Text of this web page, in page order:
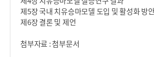
제5장 국내 치유승마모델 도입 및 활성화 방
제6장 결론 및 제언
첨부자료 : 첨부문서